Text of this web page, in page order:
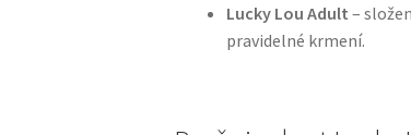
Lucky Lou Adult –
pravidelné krmení.